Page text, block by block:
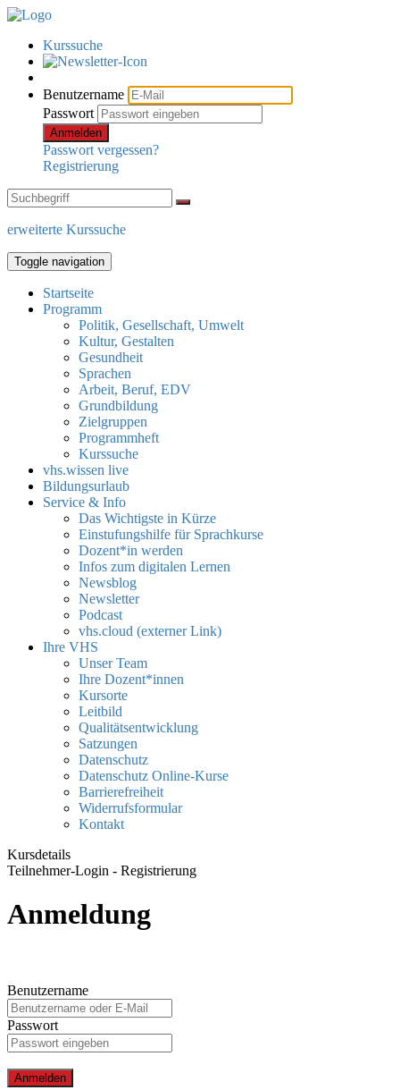
Kurssuche
Benutzername
Passwort
Anmelden
Passwort vergessen?
Registrierung
erweiterte Kurssuche
Toggle navigation
Startseite
Programm
Politik, Gesellschaft, Umwelt
Kultur, Gestalten
Gesundheit
Sprachen
Arbeit, Beruf, EDV
Grundbildung
Zielgruppen
Programmheft
Kurssuche
vhs.wissen live
Bildungsurlaub
Service & Info
Das Wichtigste in Kürze
Einstufungshilfe für Sprachkurse
Dozent*in werden
Infos zum digitalen Lernen
Newsblog
Newsletter
Podcast
vhs.cloud (externer Link)
Ihre VHS
Unser Team
Ihre Dozent*innen
Kursorte
Leitbild
Qualitätsentwicklung
Satzungen
Datenschutz
Datenschutz Online-Kurse
Barrierefreiheit
Widerrufsformular
Kontakt
Kursdetails
Teilnehmer-Login - Registrierung
Anmeldung
Benutzername
Passwort
Anmelden